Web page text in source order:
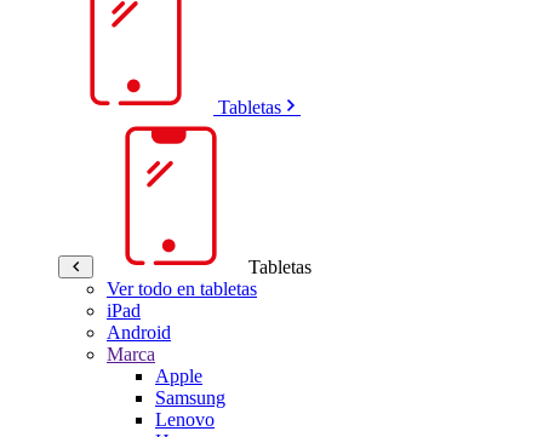
Tabletas
Tabletas
Ver todo en tabletas
iPad
Android
Marca
Apple
Samsung
Lenovo